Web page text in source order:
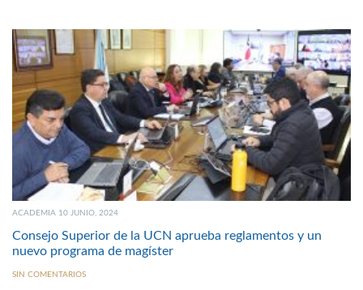
ACADEMIA 10 JUNIO, 2024
Consejo Superior de la UCN aprueba reglamentos y un
nuevo programa de magíster
SIN COMENTARIOS